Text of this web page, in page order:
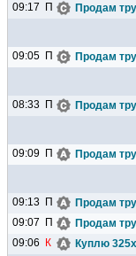
09:17 П Продам
09:05 П Продам
08:33 П Продам
09:09 П Продам
09:13 П Продам
09:07
П Продам
09:06
К Куплю